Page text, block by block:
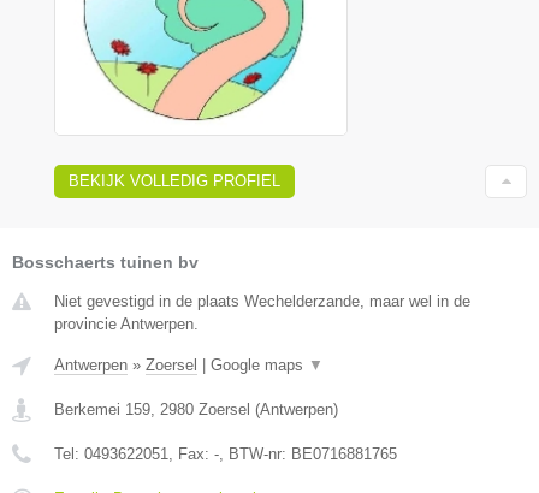
BEKIJK VOLLEDIG PROFIEL
Bosschaerts tuinen bv
Niet gevestigd in de plaats Wechelderzande, maar wel in de
provincie Antwerpen.
Antwerpen » Zoersel | Google maps ▼
Berkemei 159 2980 Zoersel (Antwerpen)
Tel: 0493622051 , Fax: - , BTW-nr: BE0716881765